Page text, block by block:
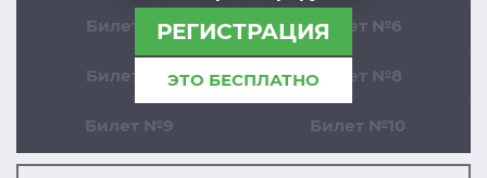
РЕГИСТРАЦИЯ
ЭТО БЕСПЛАТНО
Билет №5 Билет №6
Билет №7 Билет №8
Билет №9 Билет №10